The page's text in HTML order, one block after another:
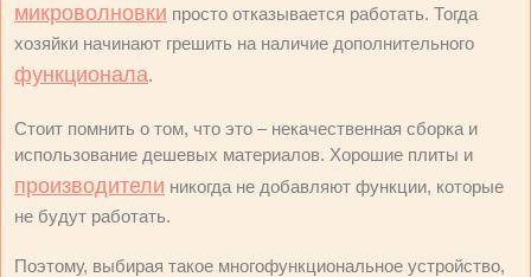
микроволновки просто отказывается работать. Тогда
хозяйки начинают грешить на наличие дополнительного
функционала.
Стоит помнить о том, что это – некачественная сборка и
использование дешевых материалов. Хорошие плиты и
производители никогда не добавляют функции, которые
не будут работать.
Поэтому, выбирая такое многофункциональное устройство,